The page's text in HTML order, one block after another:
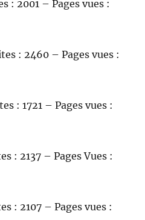
: 2001 – Pages vues :
: 2460 – Pages vues :
: 1721 – Pages vues :
: 2137 – Pages Vues :
: 2107 – Pages vues :